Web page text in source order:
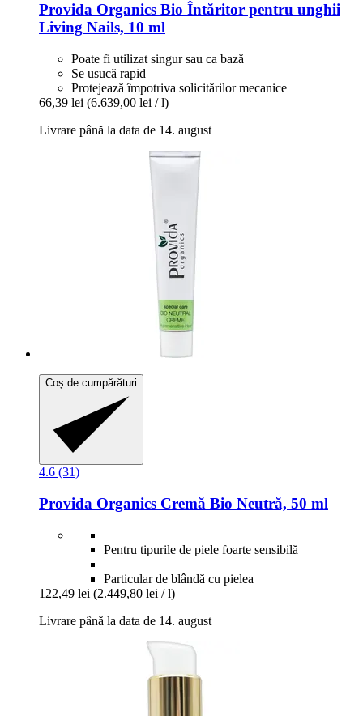
Provida Organics Bio Întăritor pentru unghii
Living Nails, 10 ml
Poate fi utilizat singur sau ca bază
Se usucă rapid
Protejează împotriva solicitărilor mecanice
66,39 lei (6.639,00 lei / l)
Livrare până la data de 14. august
Coș de cumpărături
4.6 (31)
Provida Organics Cremă Bio Neutră, 50 ml
Pentru tipurile de piele foarte sensibilă
Particular de blândă cu pielea
122,49 lei (2.449,80 lei / l)
Livrare până la data de 14. august